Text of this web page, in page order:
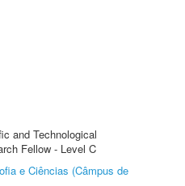
and Technological
Fellow - Level C
e Ciências (Câmpus de